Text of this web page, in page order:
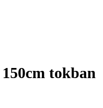
tokban